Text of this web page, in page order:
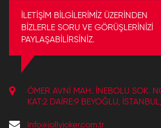
İLETİŞİM BİLGİLERİMİZ ÜZERİNDEN
BİZLERLE SORU VE GÖRÜŞLERİNİZİ
PAYLAŞABİLİRSİNİZ.
ÖMER AVNI MAH. İNEBOLU SOK.
KAT:2 DAIRE:9 BEYOĞLU,
info@jollyjoker.com.tr